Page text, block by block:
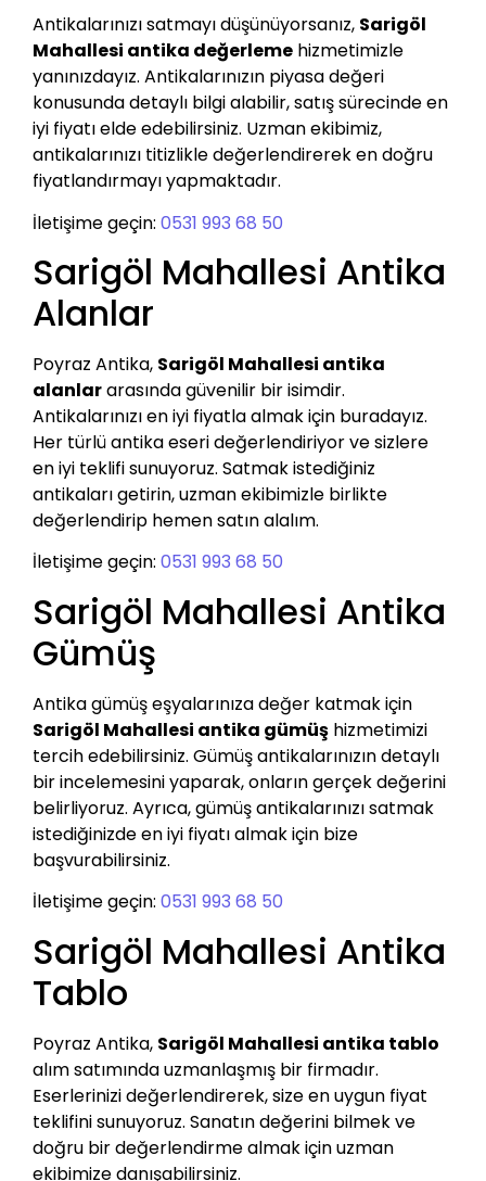
Antikalarınızı satmayı düşünüyorsanız, Sarigöl
Mahallesi antika değerleme hizmetimizle
yanınızdayız. Antikalarınızın piyasa değeri
konusunda detaylı bilgi alabilir, satış sürecinde en
iyi fiyatı elde edebilirsiniz. Uzman ekibimiz,
antikalarınızı titizlikle değerlendirerek en doğru
fiyatlandırmayı yapmaktadır.
İletişime geçin: 0531 993 68 50
Sarigöl Mahallesi Antika
Alanlar
Poyraz Antika, Sarigöl Mahallesi antika
alanlararasında güvenilir bir isimdir.
Antikalarınızı en iyi fiyatla almak için buradayız.
Her türlü antika eseri değerlendiriyor ve sizlere
en iyi teklifi sunuyoruz. Satmak istediğiniz
antikaları getirin, uzman ekibimizle birlikte
değerlendirip hemen satın alalım.
İletişime geçin: 0531 993 68 50
Sarigöl Mahallesi Antika
Gümüş
Antika gümüş eşyalarınıza değer katmak için
Sarigöl Mahallesi antika gümüş hizmetimizi
tercih edebilirsiniz. Gümüş antikalarınızın detaylı
bir incelemesini yaparak, onların gerçek değerini
belirliyoruz. Ayrıca, gümüş antikalarınızı satmak
istediğinizde en iyi fiyatı almak için bize
başvurabilirsiniz.
İletişime geçin: 0531 993 68 50
Sarigöl Mahallesi Antika
Tablo
Poyraz Antika, Sarigöl Mahallesi antika tablo
alım satımında uzmanlaşmış bir firmadır.
Eserlerinizi değerlendirerek, size en uygun fiyat
teklifini sunuyoruz. Sanatın değerini bilmek ve
doğru bir değerlendirme almak için uzman
ekibimize danışabilirsiniz.